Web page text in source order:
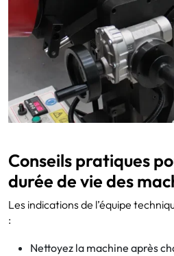
Conseils pratiques
durée de vie des
Les indications de l’équipe
:
Nettoyez la machine après